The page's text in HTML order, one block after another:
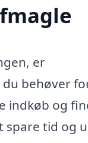
er
du behøver
indkøb og
spare tid og